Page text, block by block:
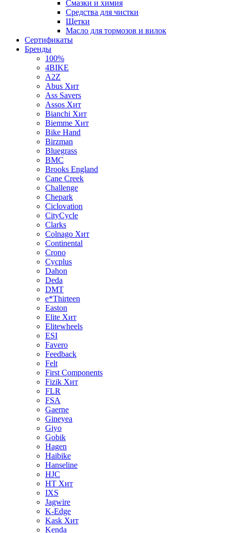
Смазки и химия
Средства для чистки
Щетки
Масло для тормозов и вилок
Сертификаты
Бренды
100%
4BIKE
A2Z
Abus Хит
Ass Savers
Assos Хит
Bianchi Хит
Biemme Хит
Bike Hand
Birzman
Bluegrass
BMC
Brooks England
Cane Creek
Challenge
Chepark
Ciclovation
CityCycle
Clarks
Colnago Хит
Continental
Crono
Cycplus
Dahon
Deda
DMT
e*Thirteen
Easton
Elite Хит
Elitewheels
ESI
Favero
Feedback
Felt
First Components
Fizik Хит
FLR
FSA
Gaerne
Gineyea
Giyo
Gobik
Hagen
Haibike
Hanseline
HJC
HT Хит
IXS
Jagwire
K-Edge
Kask Хит
Kenda